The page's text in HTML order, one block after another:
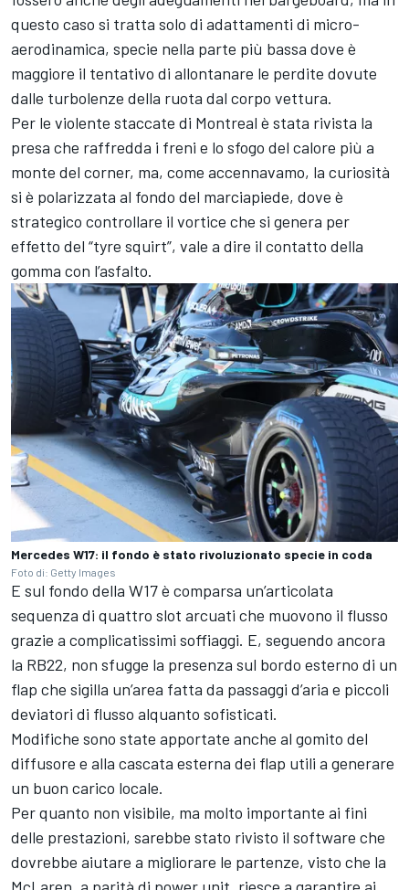
questo caso si tratta solo di adattamenti di micro-
aerodinamica, specie nella parte più bassa dove è
maggiore il tentativo di allontanare le perdite dovute
dalle turbolenze della ruota dal corpo vettura.
Per le violente staccate di Montreal è stata rivista la
presa che raffredda i freni e lo sfogo del calore più a
monte del corner, ma, come accennavamo, la curiosità
si è polarizzata al fondo del marciapiede, dove è
strategico controllare il vortice che si genera per
effetto del “tyre squirt”, vale a dire il contatto della
gomma con l’asfalto.
Mercedes W17: il fondo è stato rivoluzionato specie in coda
Foto di: Getty Images
E sul fondo della W17 è comparsa un’articolata
sequenza di quattro slot arcuati che muovono il flusso
grazie a complicatissimi soffiaggi. E, seguendo ancora
la RB22, non sfugge la presenza sul bordo esterno di un
flap che sigilla un’area fatta da passaggi d’aria e piccoli
deviatori di flusso alquanto sofisticati.
Modifiche sono state apportate anche al gomito del
diffusore e alla cascata esterna dei flap utili a generare
un buon carico locale.
Per quanto non visibile, ma molto importante ai fini
delle prestazioni, sarebbe stato rivisto il software che
dovrebbe aiutare a migliorare le partenze, visto che la